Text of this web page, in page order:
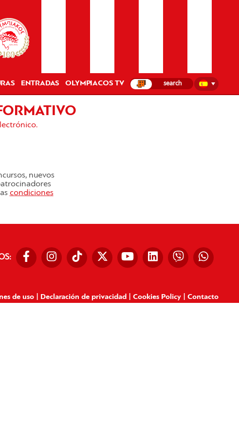
ENTRADAS OLYMPIACOS TV
nuevos
condiciones
de uso Declaración de privacidad Cookies Policy Contacto